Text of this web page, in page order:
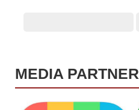
MEDIA PARTNER